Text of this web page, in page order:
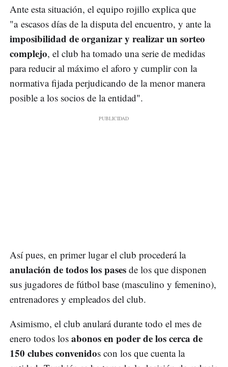
Ante esta situación, el equipo rojillo explica que
"a escasos días de la disputa del encuentro, y ante la
imposibilidad de organizar y realizar un sorteo
complejo, el club ha tomado una serie de medidas
para reducir al máximo el aforo y cumplir con la
normativa fijada perjudicando de la menor manera
posible a los socios de la entidad".
Así pues, en primer lugar el club procederá la
anulación de todos los pases de los que disponen
sus jugadores de fútbol base (masculino y femenino),
entrenadores y empleados del club.
Asimismo, el club anulará durante todo el mes de
enero todos los abonos en poder de los cerca de
150 clubes convenidos con los que cuenta la